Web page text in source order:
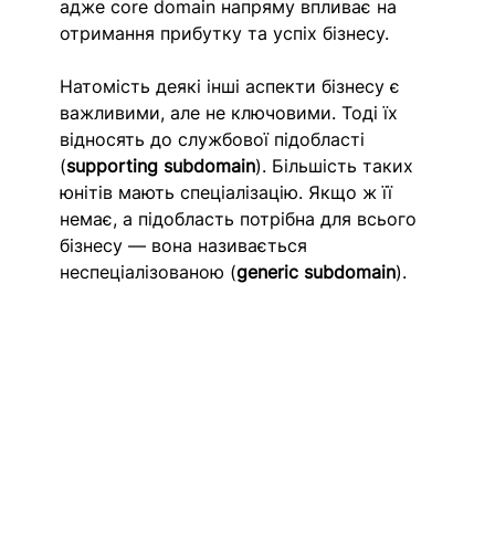
адже core domain напряму впливає на
отримання прибутку та успіх бізнесу.
Натомість деякі інші аспекти бізнесу є
важливими, але не ключовими. Тоді їх
відносять до службової підобласті
(supporting subdomain). Більшість таких
юнітів мають спеціалізацію. Якщо ж її
немає, а підобласть потрібна для всього
бізнесу — вона називається
неспеціалізованою (generic subdomain).